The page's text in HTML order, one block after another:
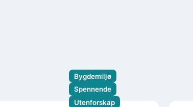
Bygdemiljø
Spennende
Utenforskap